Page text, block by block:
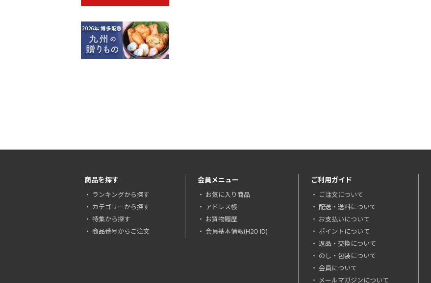
商品を探す
ランキングから探す
カテゴリーから探す
特集から探す
商品番号からご注文
会員メニュー
お気に入り商品
アドレス帳
お買物履歴
会員基本情報(H2O ID)
ご利用ガイド
ご注文について
配送・送料について
お支払いについて
ポイントについて
返品・交換について
のし・包装について
会員について
メールマガジンについて